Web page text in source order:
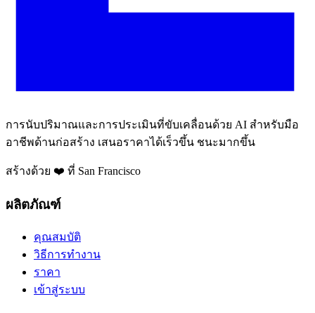
การนับปริมาณและการประเมินที่ขับเคลื่อนด้วย AI สำหรับมือ
อาชีพด้านก่อสร้าง เสนอราคาได้เร็วขึ้น ชนะมากขึ้น
สร้างด้วย ❤️ ที่ San Francisco
ผลิตภัณฑ์
คุณสมบัติ
วิธีการทำงาน
ราคา
เข้าสู่ระบบ